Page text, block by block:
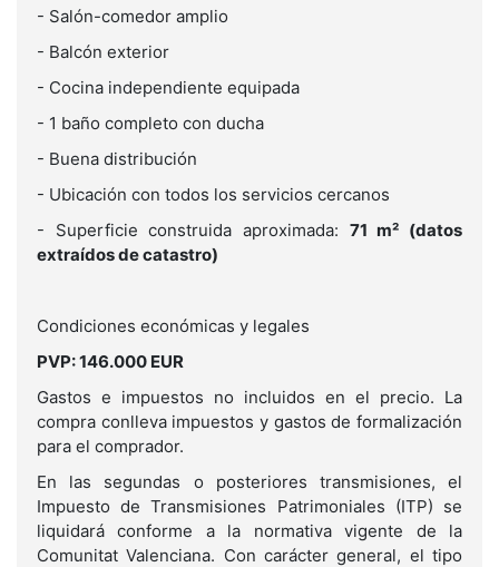
- Salón-comedor amplio
- Balcón exterior
- Cocina independiente equipada
- 1 baño completo con ducha
- Buena distribución
- Ubicación con todos los servicios cercanos
- Superficie construida aproximada: 71 m² (datos
extraídos de catastro)
Condiciones económicas y legales
PVP: 146.000 EUR
Gastos e impuestos no incluidos en el precio. La
compra conlleva impuestos y gastos de formalización
para el comprador.
En las segundas o posteriores transmisiones, el
Impuesto de Transmisiones Patrimoniales (ITP) se
liquidará conforme a la normativa vigente de la
Comunitat Valenciana. Con carácter general, el tipo